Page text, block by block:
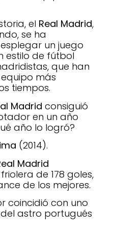
el Real Madrid,
se ha
un juego
estilo de fútbol
que han
más
tiempos.
Madrid consiguió
en un año
año lo logró?
(2014).
Madrid
de 178 goles,
de los mejores.
coincidió con uno
astro portugués